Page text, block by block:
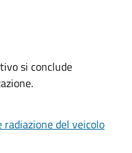
si conclude
del veicolo